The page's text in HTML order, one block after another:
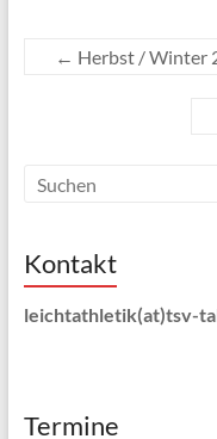
← Herbst / Winter
Kontakt
leichtathletik(at)tsv-
Termine